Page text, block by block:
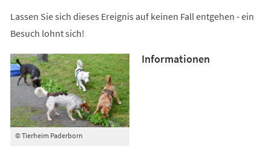
Lassen Sie sich dieses Ereignis auf keinen Fall entgehen - ein
Besuch lohnt sich!
© Tierheim Paderborn
Informationen